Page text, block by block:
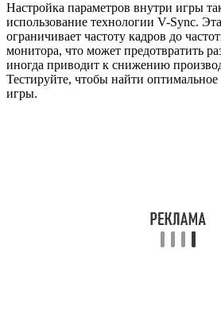
Настройка параметров внутри игры
использование технологии V-Sync.
ограничивает частоту кадров до
монитора, что может предотвратить
иногда приводит к снижению
Тестируйте, чтобы найти
игры.